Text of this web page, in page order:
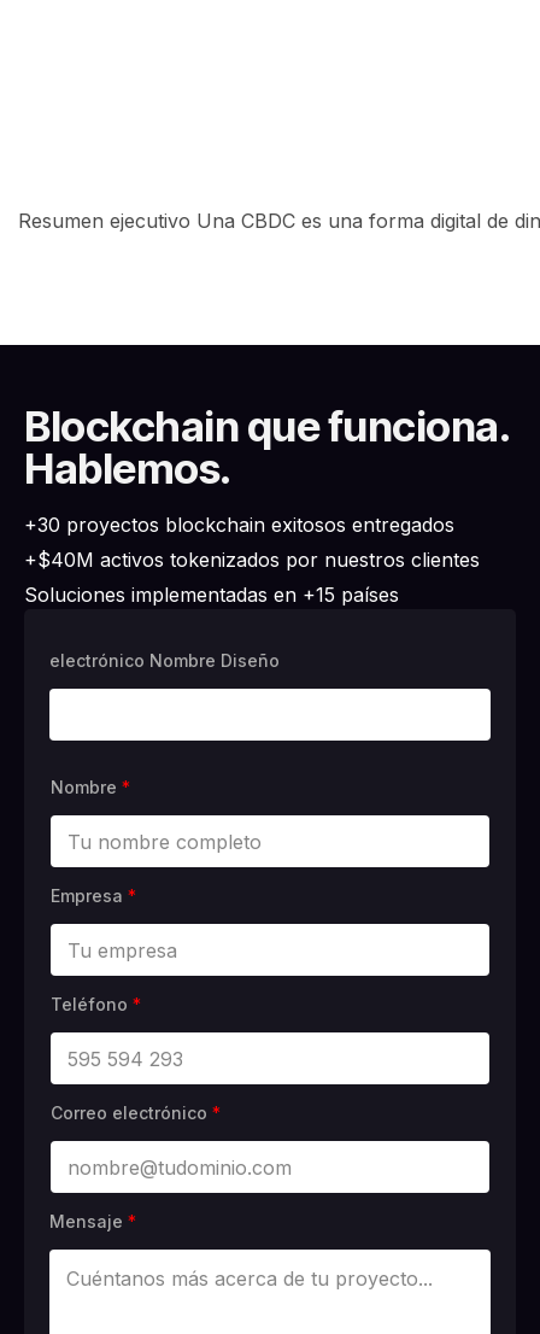
Resumen ejecutivo Una CBDC es una forma digital de
Blockchain que funciona.
Hablemos.
+30 proyectos blockchain exitosos entregados
+$40M activos tokenizados por nuestros clientes
Soluciones implementadas en +15 países
electrónico Nombre Diseño
Nombre *
Empresa *
Teléfono *
Correo electrónico *
Mensaje *